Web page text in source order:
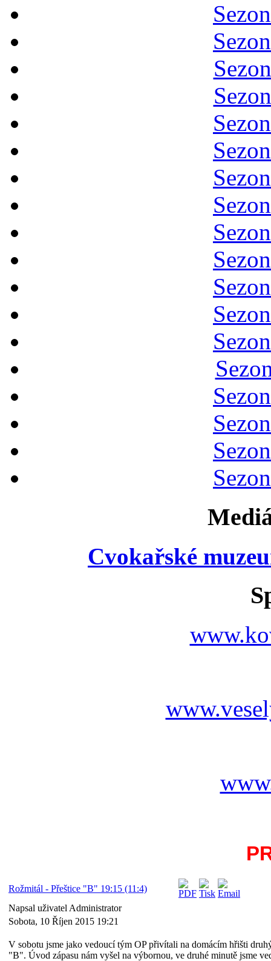
Cvokařské
Rožmitál - Přeštice "B" 19:15 (11:4)
Napsal uživatel Administrator
Sobota, 10 Říjen 2015 19:21
V sobotu jsme jako vedoucí tým OP přivítali na domácím hřišti
"B". Úvod zápasu nám vyšel na výbornou, ve druhé minutě jsme